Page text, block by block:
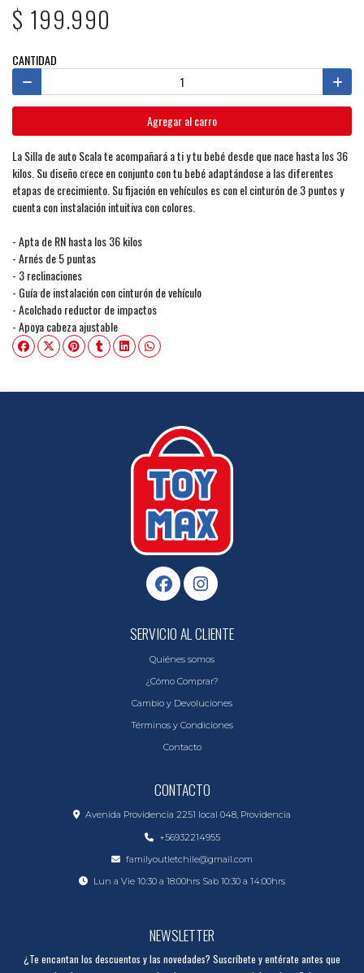
$ 199.990
CANTIDAD
Agregar al carro
La Silla de auto Scala te acompañará a ti y tu bebé desde que nace hasta los 36
kilos. Su diseño crece en conjunto con tu bebé adaptándose a las diferentes
etapas de crecimiento. Su fijación en vehículos es con el cinturón de 3 puntos y
cuenta con instalación intuitiva con colores.
- Apta de RN hasta los 36 kilos
- Arnés de 5 puntas
- 3 reclinaciones
- Guía de instalación con cinturón de vehículo
- Acolchado reductor de impactos
- Apoya cabeza ajustable
SERVICIO AL CLIENTE
Quiénes somos
¿Cómo Comprar?
Cambio y Devoluciones
Términos y Condiciones
Contacto
CONTACTO
Avenida Providencia 2251 local 048, Providencia
+56932214955
familyoutletchile@gmail.com
Lun a Vie 10:30 a 18:00hrs Sab 10:30 a 14:00hrs
NEWSLETTER
¿Te encantan los descuentos y las novedades? Suscríbete y entérate antes que